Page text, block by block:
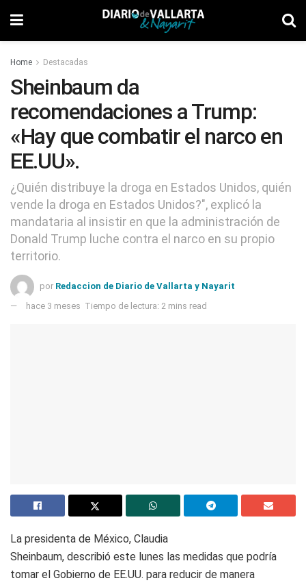
Home Destacadas
Sheinbaum da
recomendaciones a Trump:
«Hay que combatir el narco en
EE.UU».
¿Quién distribuye la droga en Estados Unidos, quién
vende la droga en Estados Unidos?", explicó la
mandataria al insistir en que la administración de
Donald Trump luche contra el narco en su propio
territorio.
por Redaccion de Diario de Vallarta y Nayarit
hace 3 meses Tiempo de lectura: 2 mins read
La presidenta de México, Claudia
Sheinbaum, describió este lunes las medidas que podría
tomar el Gobierno de EE.UU. para reducir de manera